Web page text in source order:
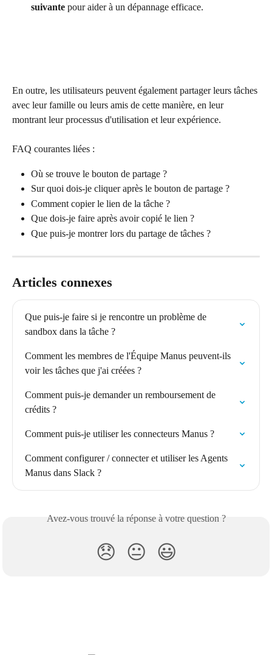
suivante pour aider à un dépannage efficace.
En outre, les utilisateurs peuvent également partager leurs tâches
avec leur famille ou leurs amis de cette manière, en leur
montrant leur processus d'utilisation et leur expérience.
FAQ courantes liées :
Où se trouve le bouton de partage ?
Sur quoi dois-je cliquer après le bouton de partage ?
Comment copier le lien de la tâche ?
Que dois-je faire après avoir copié le lien ?
Que puis-je montrer lors du partage de tâches ?
Articles connexes
Que puis-je faire si je rencontre un problème de
sandbox dans la tâche ?
Comment les membres de l'Équipe Manus peuvent-ils
voir les tâches que j'ai créées ?
Comment puis-je demander un remboursement de
crédits ?
Comment puis-je utiliser les connecteurs Manus ?
Comment configurer / connecter et utiliser les Agents
Manus dans Slack ?
Avez-vous trouvé la réponse à votre question ?
😞 😐 😃